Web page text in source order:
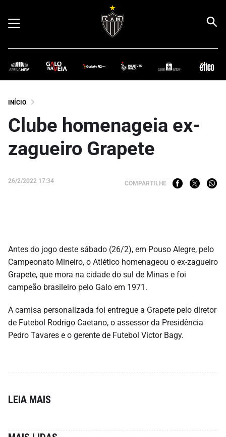
INÍCIO
Clube homenageia ex-
zagueiro Grapete
26/2/2022 17:34 COMPARTILHE
Antes do jogo deste sábado (26/2), em Pouso Alegre, pelo
Campeonato Mineiro, o Atlético homenageou o ex-zagueiro
Grapete, que mora na cidade do sul de Minas e foi
campeão brasileiro pelo Galo em 1971.
A camisa personalizada foi entregue a Grapete pelo diretor
de Futebol Rodrigo Caetano, o assessor da Presidência
Pedro Tavares e o gerente de Futebol Victor Bagy.
LEIA MAIS